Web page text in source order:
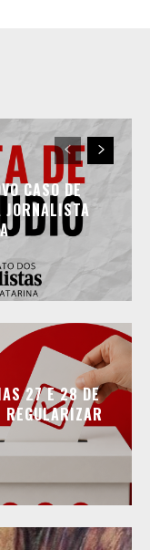
CASO DE
27 E 28 DE